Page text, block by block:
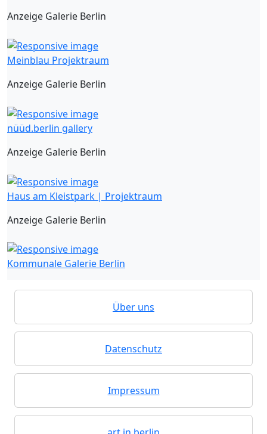
Anzeige Galerie Berlin
Meinblau Projektraum
Anzeige Galerie Berlin
nüüd.berlin gallery
Anzeige Galerie Berlin
Haus am Kleistpark | Projektraum
Anzeige Galerie Berlin
Kommunale Galerie Berlin
Über uns
Datenschutz
Impressum